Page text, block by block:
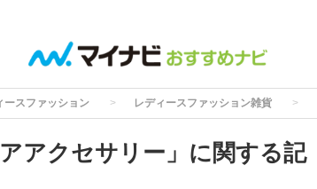
ースファッション レディースファッション雑貨
アクセサリー」に関する記